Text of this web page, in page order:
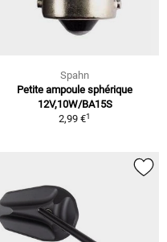
Spahn
Petite ampoule sphérique
12V,10W/BA15S
2,99 €1